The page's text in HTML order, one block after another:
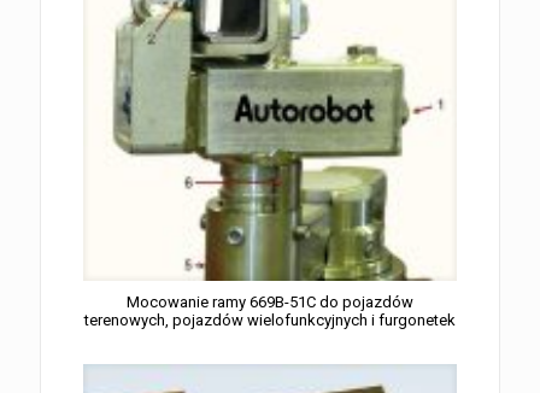
Mocowanie ramy 669B-51C do pojazdów
terenowych, pojazdów wielofunkcyjnych i furgonetek